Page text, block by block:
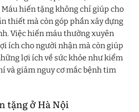
hiến tặng không chỉ giúp cho
thiết mà còn góp phần xây dựng
Việc hiến máu thường xuyên
ích cho người nhận mà còn giúp
lợi ích về sức khỏe như kiểm
và giảm nguy cơ mắc bệnh tim
tặng ở Hà Nội